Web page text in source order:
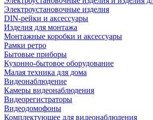
Электроустановочные изделия
DIN-рейки и аксессуары
Изделия для монтажа
Монтажные коробки и аксессуары
Рамки ретро
Бытовые приборы
Кухонно-бытовое оборудование
Малая техника для дома
Видеонаблюдение
Камеры видеонаблюдения
Видеорегистраторы
Видеодомофоны
Комплектующее для видеонаблюдения